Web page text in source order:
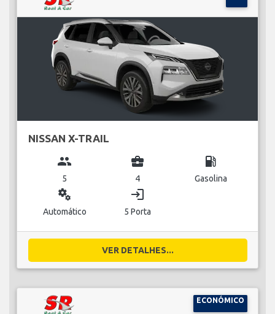
NISSAN X-TRAIL
group
5
business_center
4
local_gas_station
Gasolina
miscellaneous_services
Automático
login
5 Porta
VER DETALHES...
ECONÓMICO